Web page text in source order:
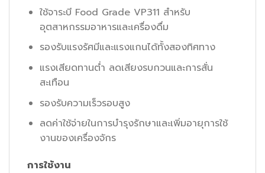
ใช้จาระบี Food Grade VP311 สำหรับ
อุตสาหกรรมอาหารและเครื่องดื่ม
รองรับแรงรัศมีและแรงแกนได้ทั้งสองทิศทาง
แรงเสียดทานต่ำ ลดเสียงรบกวนและการสั่น
สะเทือน
รองรับความเร็วรอบสูง
ลดค่าใช้จ่ายในการบำรุงรักษาและเพิ่มอายุการใช้
งานของเครื่องจักร
การใช้งาน